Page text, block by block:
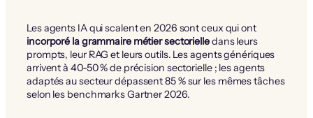
Les agents IA qui scalent en 2026 sont ceux qui ont
incorporé la grammaire métier sectorielledans leurs
prompts, leur RAG et leurs outils. Les agents génériques
arrivent à 40-50 % de précision sectorielle ; les agents
adaptés au secteur dépassent 85 % sur les mêmes tâches
selon les benchmarks Gartner 2026.